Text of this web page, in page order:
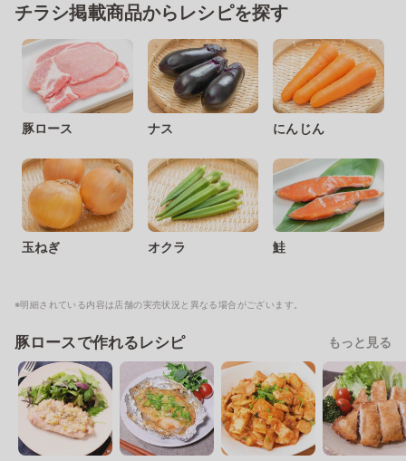
チラシ掲載商品からレシピを探す
豚ロース ナス にんじん
玉ねぎ オクラ 鮭
※明細されている内容は店舗の実売状況と異なる場合がございます。
豚ロースで作れるレシピ もっと見る